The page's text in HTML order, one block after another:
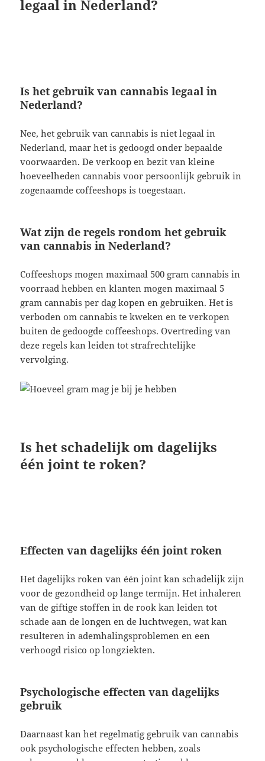
legaal in Nederland?
Is het gebruik van cannabis legaal in
Nederland?
Nee, het gebruik van cannabis is niet legaal in
Nederland, maar het is gedoogd onder bepaalde
voorwaarden. De verkoop en bezit van kleine
hoeveelheden cannabis voor persoonlijk gebruik in
zogenaamde coffeeshops is toegestaan.
Wat zijn de regels rondom het gebruik
van cannabis in Nederland?
Coffeeshops mogen maximaal 500 gram cannabis in
voorraad hebben en klanten mogen maximaal 5
gram cannabis per dag kopen en gebruiken. Het is
verboden om cannabis te kweken en te verkopen
buiten de gedoogde coffeeshops. Overtreding van
deze regels kan leiden tot strafrechtelijke
vervolging.
Is het schadelijk om dagelijks
één joint te roken?
Effecten van dagelijks één joint roken
Het dagelijks roken van één joint kan schadelijk zijn
voor de gezondheid op lange termijn. Het inhaleren
van de giftige stoffen in de rook kan leiden tot
schade aan de longen en de luchtwegen, wat kan
resulteren in ademhalingsproblemen en een
verhoogd risico op longziekten.
Psychologische effecten van dagelijks
gebruik
Daarnaast kan het regelmatig gebruik van cannabis
ook psychologische effecten hebben, zoals